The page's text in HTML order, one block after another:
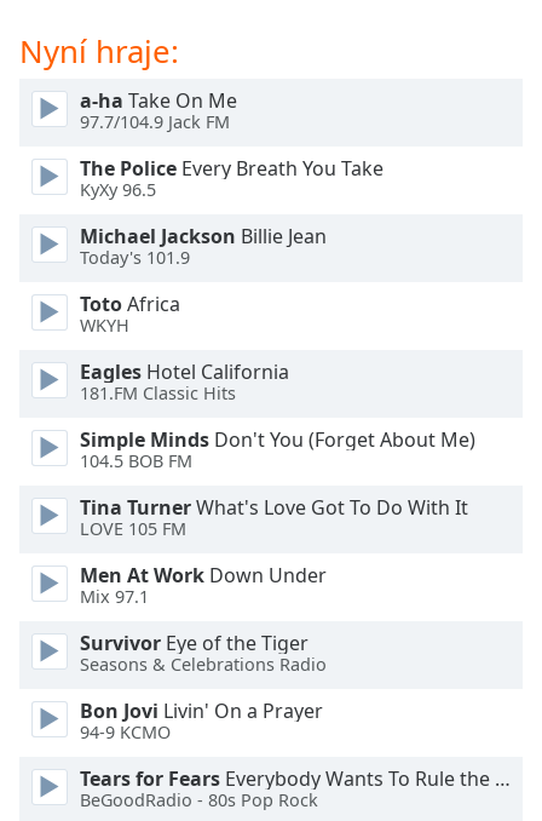
dialog
Escape
cancel
and
window.
Text
Text
Background
Area
Background
Color
Nyní hraje:
a-ha Take On Me
97.7/104.9 Jack FM
The Police Every Breath You Take
KyXy 96.5
Michael Jackson Billie Jean
Today's 101.9
TotoAfrica
WKYH
Eagles Hotel California
181.FM Classic Hits
Simple Minds Don't You (Forget About Me)
104.5 BOB FM
Tina TurnerWhat's Love Got To Do With It
LOVE 105 FM
Men At Work Down Under
Mix 97.1
Survivor Eye of the Tiger
Seasons & Celebrations Radio
Bon Jovi Livin' On a Prayer
94-9 KCMO
Tears for Fears Everybody Wants To Rule the World
BeGoodRadio - 80s Pop Rock